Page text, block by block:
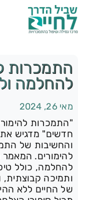
הסיפור שלנו
התמכרויות
תהליך הגמילה
עוד
התמכרות
להחלמה
מאי 26, 2024
"התמכרות
חדשים" מדגיש את
והחשיבות של
להימורים. המאמר
להחלמה, כולל
ותמיכה קבוצתית,
של החיים ללא